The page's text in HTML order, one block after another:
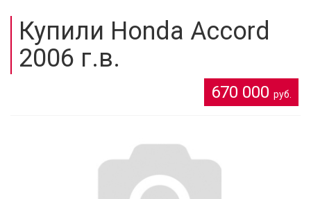
Купили Honda Accord
2006 г.в.
670 000 руб.